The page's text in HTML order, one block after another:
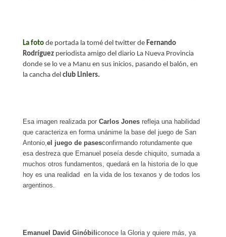
La foto de portada la tomé del twitter de Fernando
Rodríguezperiodista amigo del diario La Nueva Provincia
donde se lo ve a Manu en sus inicios, pasando el balón, en
la cancha del club Liniers.
Esa imagen realizada por Carlos Jonesrefleja una habilidad
que caracteriza en forma unánime la base del juego de San
Antonio,el juego de pasesconfirmando rotundamente que
esa destreza que Emanuel poseía desde chiquito, sumada a
muchos otros fundamentos, quedará en la historia de lo que
hoy es una realidad en la vida de los texanos y de todos los
argentinos.
Emanuel David Ginóbiliconoce la Gloria y quiere más, ya